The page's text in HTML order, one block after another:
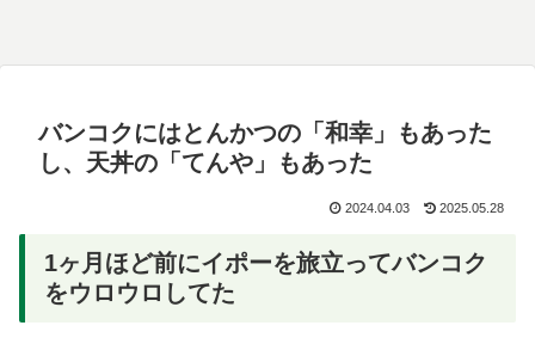
バンコクにはとんかつの「和幸」もあった
し、天丼の「てんや」もあった
2024.04.03 2025.05.28
1ヶ月ほど前にイポーを旅立ってバンコク
をウロウロしてた